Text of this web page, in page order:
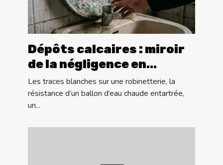
Dépôts calcaires : miroir
de la négligence en
maintenance ?
Les traces blanches sur une robinetterie, la
résistance d’un ballon d’eau chaude entartrée,
un...